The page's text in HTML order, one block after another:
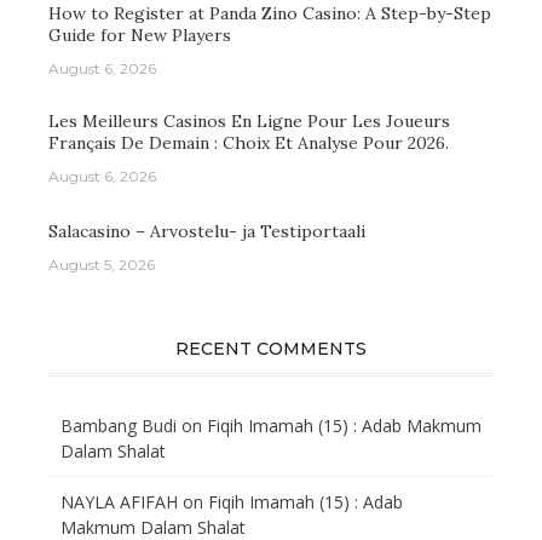
How to Register at Panda Zino Casino: A Step-by-Step
Guide for New Players
August 6, 2026
Les Meilleurs Casinos En Ligne Pour Les Joueurs
Français De Demain : Choix Et Analyse Pour 2026.
August 6, 2026
Salacasino – Arvostelu- ja Testiportaali
August 5, 2026
RECENT COMMENTS
Bambang Budi on Fiqih Imamah (15) : Adab Makmum
Dalam Shalat
NAYLA AFIFAH on Fiqih Imamah (15) : Adab
Makmum Dalam Shalat